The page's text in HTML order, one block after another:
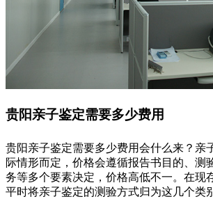
贵阳亲子鉴定需要多少费用
贵阳亲子鉴定需要多少费用会什么来？亲
际情形而定，价格会遵循报告书目的、测
务等多个要素决定，价格高低不一。在现
平时将亲子鉴定的测验方式归为这几个类